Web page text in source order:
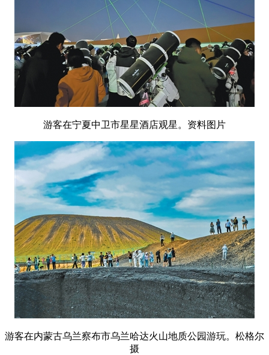
游客在宁夏中卫市星星酒店观星。资料图片
游客在内蒙古乌兰察布市乌兰哈达火山地质公园游玩。松格尔
摄